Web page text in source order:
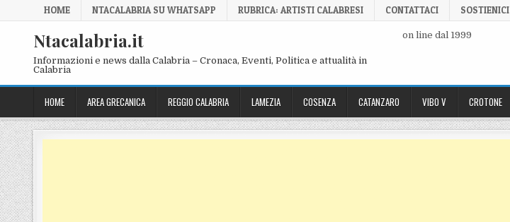
Skip to content
HOME NTACALABRIA SU WHATSAPP RUBRICA: ARTISTI CALABRESI CONTATTACI SOSTIENICI
Ntacalabria.it
Informazioni e news dalla Calabria – Cronaca, Eventi, Politica e attualità in
Calabria
on line dal 1999
HOME AREA GRECANICA REGGIO CALABRIA LAMEZIA COSENZA CATANZARO VIBO V CROTONE